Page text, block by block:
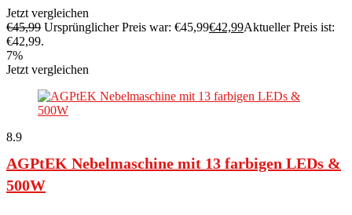
Jetzt vergleichen
€45,99 Ursprünglicher Preis war: €45,99€42,99Aktueller Preis ist:
€42,99.
7%
Jetzt vergleichen
8.9
AGPtEK Nebelmaschine mit 13 farbigen LEDs &
500W